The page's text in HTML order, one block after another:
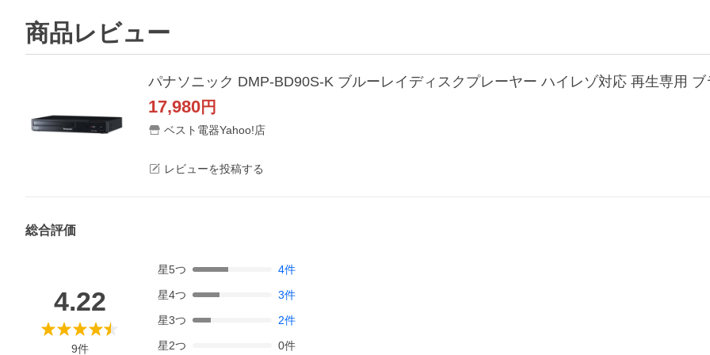
商品レビュー
パナソニック DMP-BD90S-K ブルーレイディスクプレーヤー ハイレゾ対応 再生専用 ブ
17,980円
ベスト電器Yahoo!店
レビューを投稿する
総合評価
4.22
9件
星5つ 4件
星4つ 3件
星3つ 2件
星2つ 0件